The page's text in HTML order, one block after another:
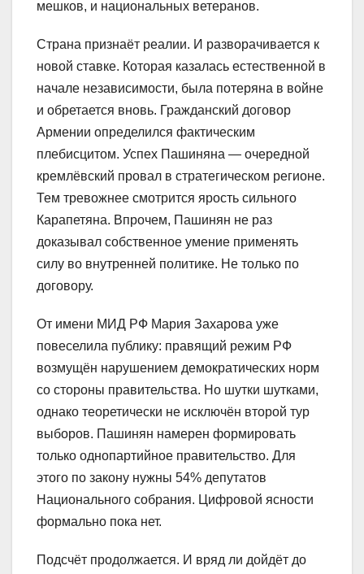
мешков, и национальных ветеранов.
Страна признаёт реалии. И разворачивается к
новой ставке. Которая казалась естественной в
начале независимости, была потеряна в войне
и обретается вновь. Гражданский договор
Армении определился фактическим
плебисцитом. Успех Пашиняна — очередной
кремлёвский провал в стратегическом регионе.
Тем тревожнее смотрится ярость сильного
Карапетяна. Впрочем, Пашинян не раз
доказывал собственное умение применять
силу во внутренней политике. Не только по
договору.
От имени МИД РФ Мария Захарова уже
повеселила публику: правящий режим РФ
возмущён нарушением демократических норм
со стороны правительства. Но шутки шутками,
однако теоретически не исключён второй тур
выборов. Пашинян намерен формировать
только однопартийное правительство. Для
этого по закону нужны 54% депутатов
Национального собрания. Цифровой ясности
формально пока нет.
Подсчёт продолжается. И вряд ли дойдёт до